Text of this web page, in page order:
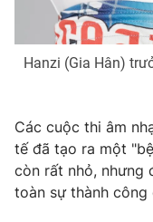
Hanzi (Gia Hân)
Các cuộc thi âm
tế đã tạo ra một
còn rất nhỏ, nhưng
toàn sự thành công